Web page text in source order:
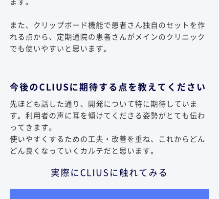
ます。
また、クリップボード機能で患者さん独自のセットを作
れる点から、定期通院の患者さんがメインのクリニック
でも使いやすいと思います。
今後のCLIUSに期待する点を教えてください
先ほども話した通り、開発について特に期待していま
す。利用者の声に耳を傾けてくださる姿勢がとても伝わ
ってきます。
使いやすくするための工夫・改善を重ね、これからどん
どん良くなっていくカルテだと思います。
実際にCLIUSに触れてみる